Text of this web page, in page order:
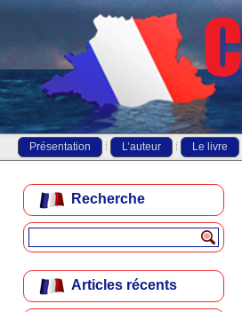
Présentation L’auteur Le livre
Recherche
Articles récents